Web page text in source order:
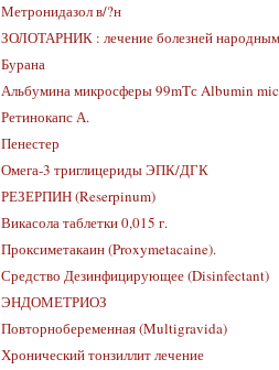
Метронидазол в/?н
ЗОЛОТАРНИК : лечение болезней
Бурана
Альбумина микросферы 99mTс Albumin
Ретинокапс А.
Пенестер
Омега-3 триглицериды ЭПК/ДГК
РЕЗЕРПИН (Reserpinum)
Викасола таблетки 0,015 г.
Проксиметакаин (Proxymetacaine).
Средство Дезинфицирующее (Disinfectant)
ЭНДОМЕТРИОЗ
Повторнобеременная (Multigravida)
Хронический тонзиллит лечение